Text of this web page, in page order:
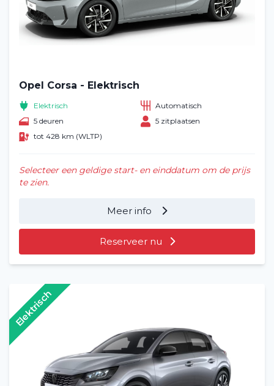
Home
Lange termijn
Over ons
Opel Corsa - Elektrisch
Elektrisch
Automatisch
5 deuren
5 zitplaatsen
tot 428 km (WLTP)
Selecteer een geldige start- en einddatum om de prijs
te zien.
Meer info
Reserveer nu
Elektrisch